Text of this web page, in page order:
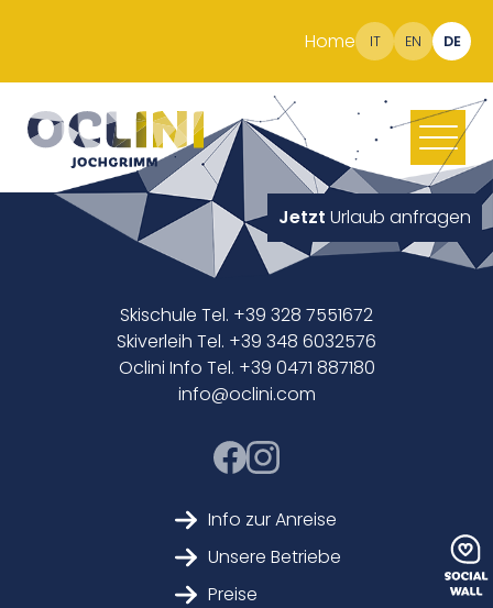
Home IT EN DE
Jetzt Urlaub anfragen
Skischule Tel. +39 328 7551672
Skiverleih Tel. +39 348 6032576
Oclini Info Tel. +39 0471 887180
info@oclini.com
Info zur Anreise
Unsere Betriebe
Preise